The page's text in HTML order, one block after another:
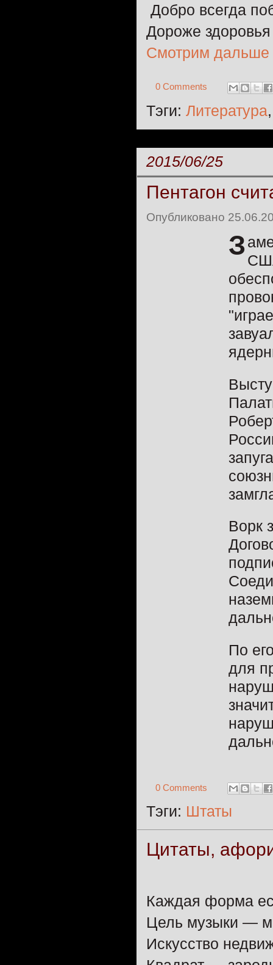
Добpо всегда
Дороже
Смотрим
0 Comments
Тэги: Литература
2015/06/25
Пентагон
Опубликовано
З
Ворк
По
для
0 Comments
Тэги: Штаты
Цитаты,
Каждая форма
Цель музыки —
Искусство